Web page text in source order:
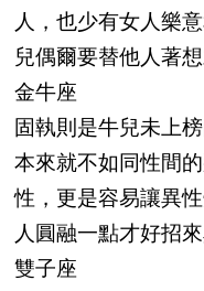
人，也少有女人樂
兒偶爾要替他人著想
金牛座
固執則是牛兒未上
本來就不如同性間
性，更是容易讓異
人圓融一點才好招來
雙子座